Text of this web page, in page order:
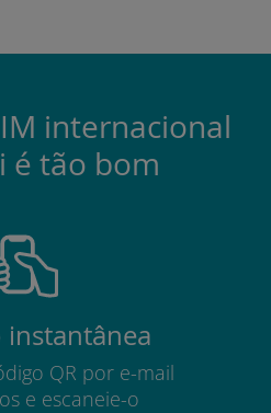
internacional
é tão bom
instantânea
QR por e-mail
e escaneie-o